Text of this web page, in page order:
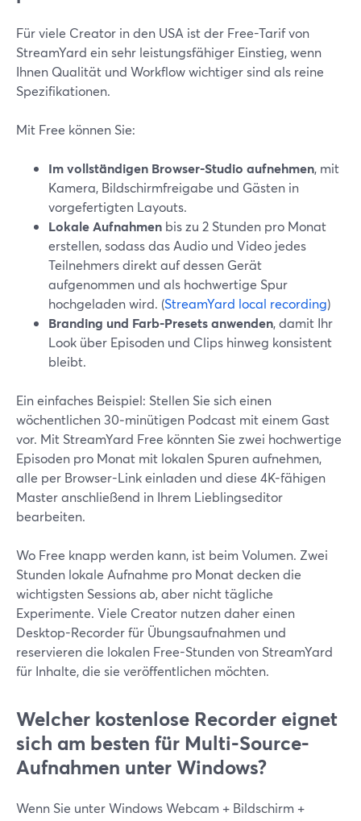
Für viele Creator in den USA ist der Free-Tarif von
StreamYard ein sehr leistungsfähiger Einstieg, wenn
Ihnen Qualität und Workflow wichtiger sind als reine
Spezifikationen.
Mit Free können Sie:
Im vollständigen Browser-Studio aufnehmen, mit
Kamera, Bildschirmfreigabe und Gästen in
vorgefertigten Layouts.
Lokale Aufnahmen bis zu 2 Stunden pro Monat
erstellen, sodass das Audio und Video jedes
Teilnehmers direkt auf dessen Gerät
aufgenommen und als hochwertige Spur
hochgeladen wird. (StreamYard local recording)
Branding und Farb-Presets anwenden, damit Ihr
Look über Episoden und Clips hinweg konsistent
bleibt.
Ein einfaches Beispiel: Stellen Sie sich einen
wöchentlichen 30‑minütigen Podcast mit einem Gast
vor. Mit StreamYard Free könnten Sie zwei hochwertige
Episoden pro Monat mit lokalen Spuren aufnehmen,
alle per Browser-Link einladen und diese 4K-fähigen
Master anschließend in Ihrem Lieblingseditor
bearbeiten.
Wo Free knapp werden kann, ist beim Volumen. Zwei
Stunden lokale Aufnahme pro Monat decken die
wichtigsten Sessions ab, aber nicht tägliche
Experimente. Viele Creator nutzen daher einen
Desktop-Recorder für Übungsaufnahmen und
reservieren die lokalen Free-Stunden von StreamYard
für Inhalte, die sie veröffentlichen möchten.
Welcher kostenlose Recorder eignet
sich am besten für Multi-Source-
Aufnahmen unter Windows?
Wenn Sie unter Windows Webcam + Bildschirm +